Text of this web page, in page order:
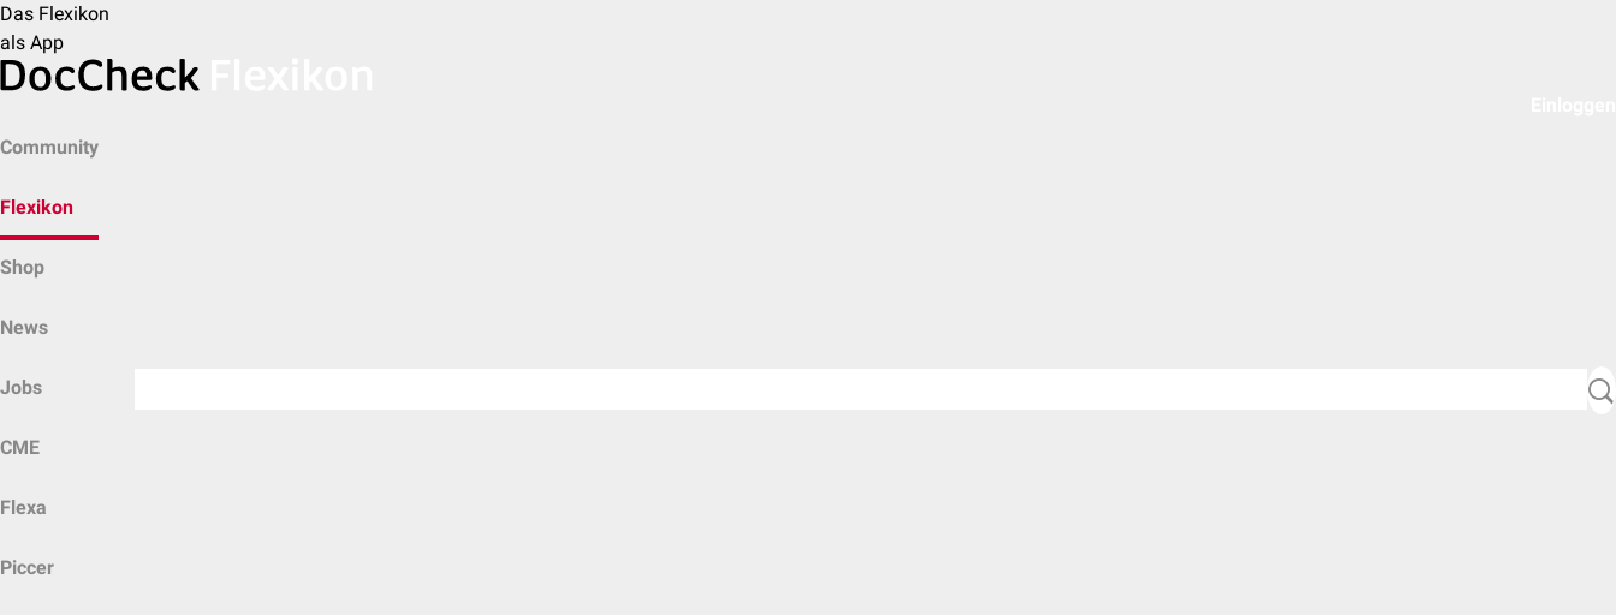
Das Flexikon
als App
Community
Flexikon
Shop
News
Jobs
CME
Flexa
Piccer